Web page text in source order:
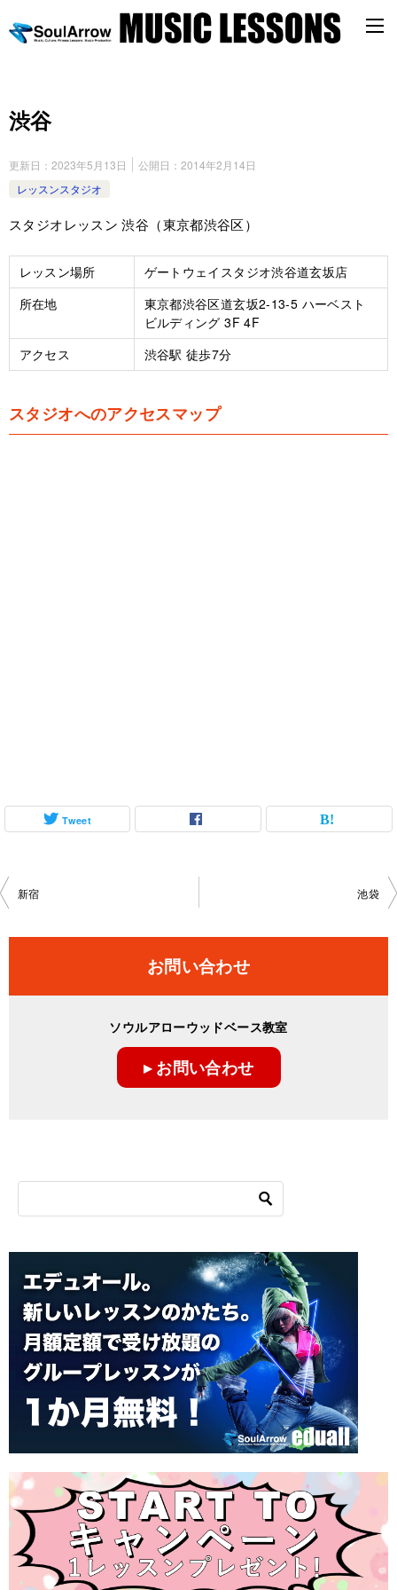
渋谷
更新日： 2023年5月13日 公開日： 2014年2月14日
レッスンスタジオ
スタジオレッスン 渋谷（東京都渋谷区）
レッスン場所
ゲートウェイスタジオ渋谷道玄坂店
所在地
東京都渋谷区道玄坂2-13-5 ハーベスト
ビルディング 3F 4F
アクセス
渋谷駅 徒歩7分
スタジオへのアクセスマップ
Tweet
投
ビ
新宿 池袋
お問い合わせ
ソウルアローウッドベース教室
▸ お問い合わせ